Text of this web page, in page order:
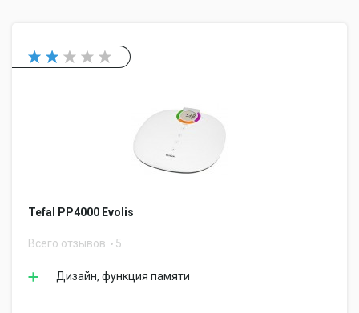
Tefal PP4000 Evolis
Всего отзывов 5
Дизайн, функция памяти